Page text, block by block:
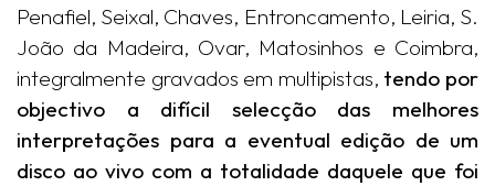
Penafiel, Seixal, Chaves, Entroncamento, Leiria, S.
João da Madeira, Ovar, Matosinhos e Coimbra,
integralmente gravados em multipistas, tendo por
objectivo a difícil selecção das melhores
interpretações para a eventual edição de um
disco ao vivo com a totalidade daquele que foi